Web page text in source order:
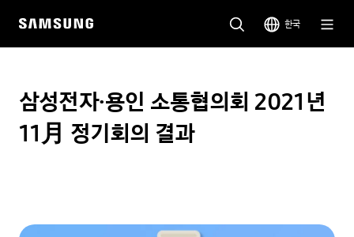
한국
삼성전자·용인 소통협의회 2021년
11月 정기회의 결과